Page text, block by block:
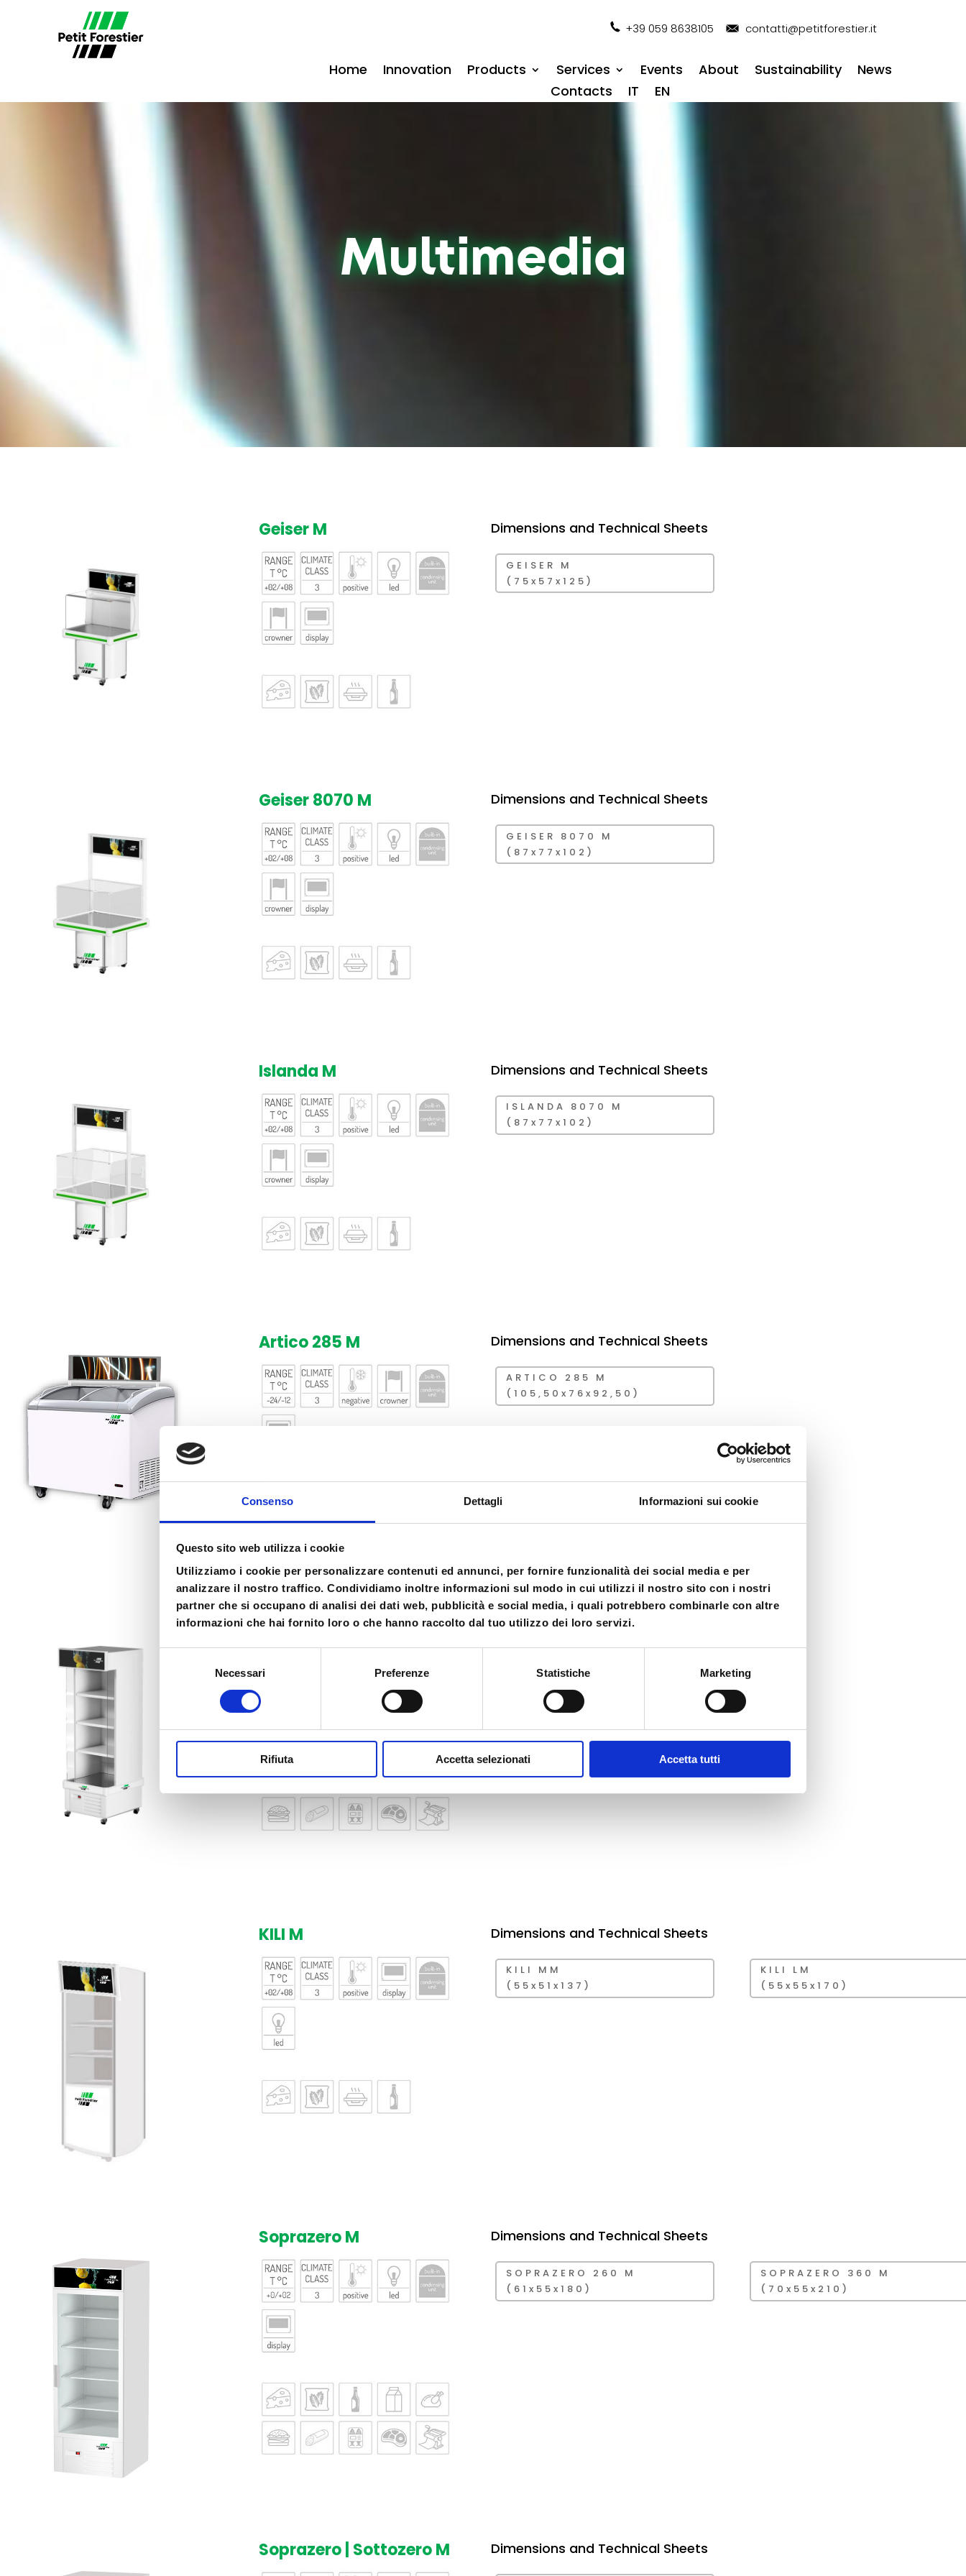
Consenso Dettagli Informazioni sui cookie
Questo sito web utilizza i cookie
Utilizziamo i cookie per personalizzare contenuti ed annunci, per fornire funzionalità dei social media e per
analizzare il nostro traffico. Condividiamo inoltre informazioni sul modo in cui utilizzi il nostro sito con i nostri
partner che si occupano di analisi dei dati web, pubblicità e social media, i quali potrebbero combinarle con altre
informazioni che hai fornito loro o che hanno raccolto dal tuo utilizzo dei loro servizi.
Necessari Preferenze Statistiche Marketing
Rifiuta Accetta selezionati Accetta tutti
+39 059 8638105 contatti@petitforestier.it
Home Innovation Products Services Events About Sustainability
News
Contacts
IT EN
Multimedia
Geiser M Dimensions and Technical Sheets
GEISER M
(75x57x125)
Geiser 8070 M Dimensions and Technical Sheets
GEISER 8070 M
(87x77x102)
Islanda M Dimensions and Technical Sheets
ISLANDA 8070 M
(87x77x102)
Artico 285 M Dimensions and Technical Sheets
ARTICO 285 M
(105,50x76x92,50)
Monviso M Dimensions and Technical Sheets
MONVISO 70 M
KILI M Dimensions and Technical Sheets
KILI MM
(55x51x137)
KILI LM
(55x55x170)
Soprazero M Dimensions and Technical Sheets
SOPRAZERO 260 M
(61x55x180)
SOPRAZERO 360 M
(70x55x210)
Soprazero | Sottozero M Dimensions and Technical Sheets